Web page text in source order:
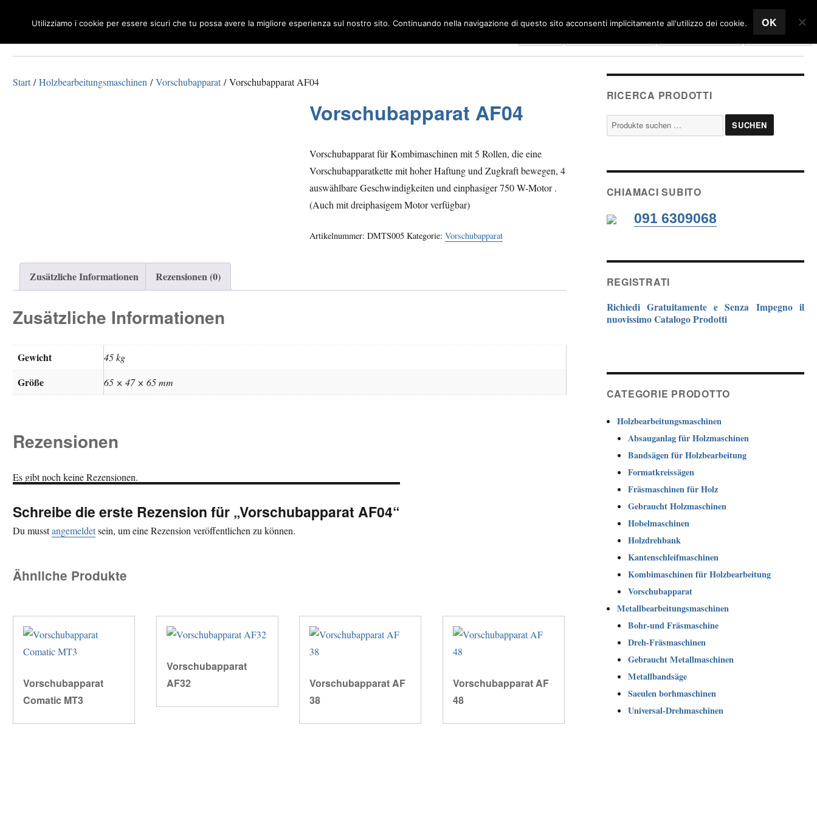
Tecnosuisse
Unternehmen Deutsch
Start/Holzbearbeitungsmaschinen /Vorschubapparat/ Vorschubapparat AF04
Vorschubapparat AF04
Vorschubapparat für Kombimaschinen mit 5 Rollen, die eine
Vorschubapparatkette mit hoher Haftung und Zugkraft bewegen, 4
auswählbare Geschwindigkeiten und einphasiger 750 W-Motor .
(Auch mit dreiphasigem Motor verfügbar)
Artikelnummer:DMTS005 Kategorie:Vorschubapparat
Zusätzliche Informationen Rezensionen (0)
Zusätzliche Informationen
Gewicht 45 kg
Größe 65 × 47 × 65 mm
Rezensionen
Es gibt noch keine Rezensionen.
Schreibe die erste Rezension für „Vorschubapparat AF04“
Du musstangemeldetsein, um eine Rezension veröffentlichen zu können.
Ähnliche Produkte
Vorschubapparat
Comatic MT3
Vorschubapparat
AF32
Vorschubapparat AF
38
Vorschubapparat AF
48
RICERCA PRODOTTI
Suche
SUCHEN
CHIAMACI SUBITO
091 6309068
REGISTRATI
Richiedi Gratuitamente e Senza Impegno il
nuovissimo Catalogo Prodotti
CATEGORIE PRODOTTO
Holzbearbeitungsmaschinen
Absauganlag für Holzmaschinen
Bandsägen für Holzbearbeitung
Formatkreissägen
Fräsmaschinen für Holz
Gebraucht Holzmaschinen
Hobelmaschinen
Holzdrehbank
Kantenschleifmaschinen
Kombimaschinen für Holzbearbeitung
Vorschubapparat
Metallbearbeitungsmaschinen
Bohr-und Fräsmaschine
Dreh-Fräsmaschinen
Gebraucht Metallmaschinen
Metallbandsäge
Saeulen borhmaschinen
Universal-Drehmaschinen
Utilizziamo i cookie per essere sicuri che tu possa avere la migliore esperienza sul nostro sito. Continuando nella navigazione di questo sito acconsenti implicitamente all'utilizzo dei cookie. OK